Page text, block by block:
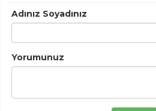
Adınız Soyadınız
Yorumunuz